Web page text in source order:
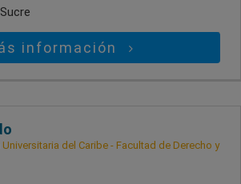
Sucre
información
Universitaria del Caribe - Facultad de Derecho y